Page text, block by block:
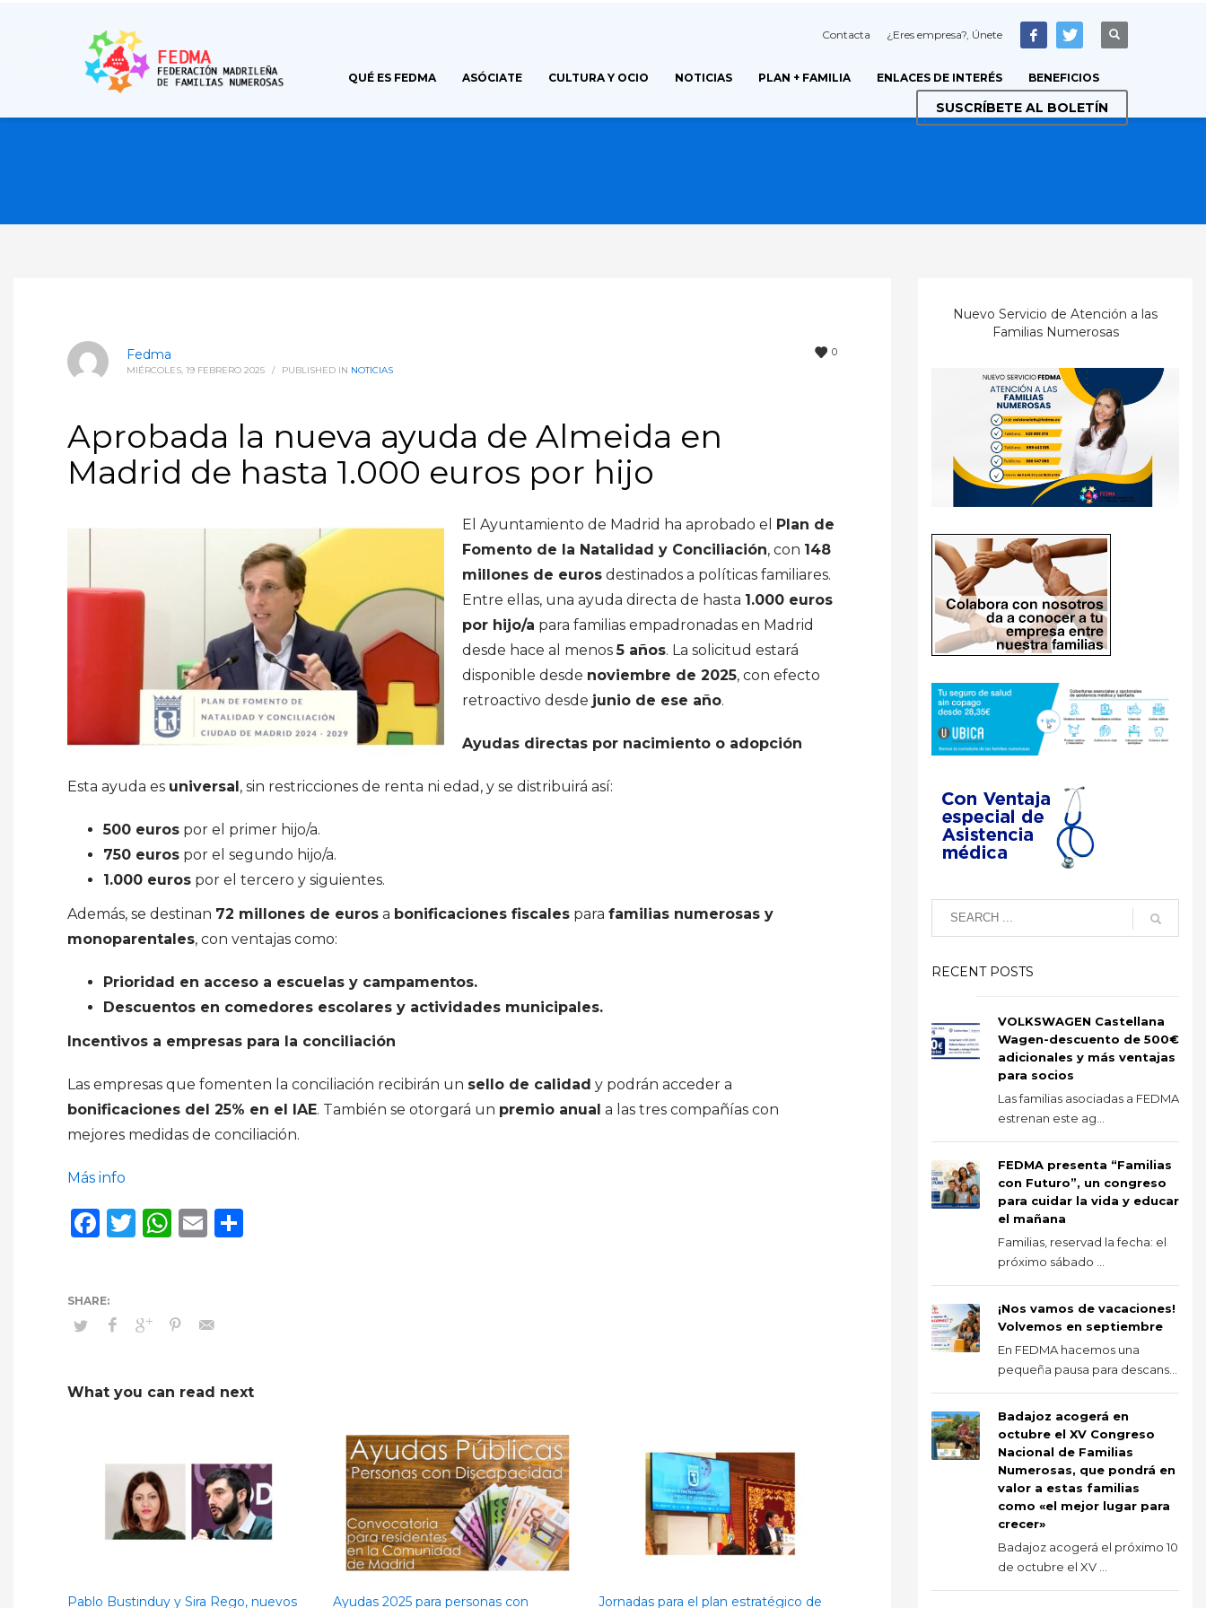
Contacta ¿Eres empresa?, Únete
QUÉ ES FEDMA ASÓCIATE CULTURA Y OCIO NOTICIAS PLAN + FAMILIA ENLACES DE INTERÉS BENEFICIOS
SUSCRÍBETE AL BOLETÍN
0
Fedma
MIÉRCOLES, 19 FEBRERO 2025 / PUBLISHED IN NOTICIAS
Aprobada la nueva ayuda de Almeida en
Madrid de hasta 1.000 euros por hijo
El Ayuntamiento de Madrid ha aprobado el Plan de
Fomento de la Natalidad y Conciliación, con 148
millones de euros destinados a políticas familiares.
Entre ellas, una ayuda directa de hasta 1.000 euros
por hijo/a para familias empadronadas en Madrid
desde hace al menos5 años. La solicitud estará
disponible desde noviembre de 2025, con efecto
retroactivo desde junio de ese año.
Ayudas directas por nacimiento o adopción
Esta ayuda es universal, sin restricciones de renta ni edad, y se distribuirá así:
500 euros por el primer hijo/a.
750 euros por el segundo hijo/a.
1.000 euros por el tercero y siguientes.
Además, se destinan 72 millones de euros a bonificaciones fiscales para familias numerosas y
monoparentales, con ventajas como:
Prioridad en acceso a escuelas y campamentos.
Descuentos en comedores escolares y actividades municipales.
Incentivos a empresas para la conciliación
Las empresas que fomenten la conciliación recibirán un sello de calidad y podrán acceder a
bonificaciones del 25% en el IAE. También se otorgará un premio anual a las tres compañías con
mejores medidas de conciliación.
Más info
Facebook
Twitter
WhatsApp
Email
What you can read next
Pablo Bustinduy y Sira Rego, nuevos
Ayudas 2025 para personas con
Jornadas para el plan estratégico de
Nuevo Servicio de Atención a las
Familias Numerosas
RECENT POSTS
VOLKSWAGEN Castellana
Wagen-descuento de 500€
adicionales y más ventajas
para socios
Las familias asociadas a FEDMA
estrenan este ag...
FEDMA presenta “Familias
con Futuro”, un congreso
para cuidar la vida y educar
el mañana
Familias, reservad la fecha: el
próximo sábado ...
¡Nos vamos de vacaciones!
Volvemos en septiembre
En FEDMA hacemos una
pequeña pausa para descans...
Badajoz acogerá en
octubre el XV Congreso
Nacional de Familias
Numerosas, que pondrá en
valor a estas familias
como «el mejor lugar para
crecer»
Badajoz acogerá el próximo 10
de octubre el XV ...